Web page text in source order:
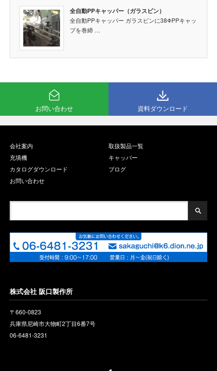
全自動PPキャッパー（ガラスビン）
全自動PPキャッパー ガラスビンに38ΦPPキャッ
プを巻締 …
お問い合わせ 資料ダウンロード
会社案内
取扱製品一覧
充填機
キャッパー
カタログダウンロード
ブログ
お問い合わせ
株式会社 阪口製作所
〒660-0823
兵庫県尼崎市大物町2丁目6番7号
06-6481-3231